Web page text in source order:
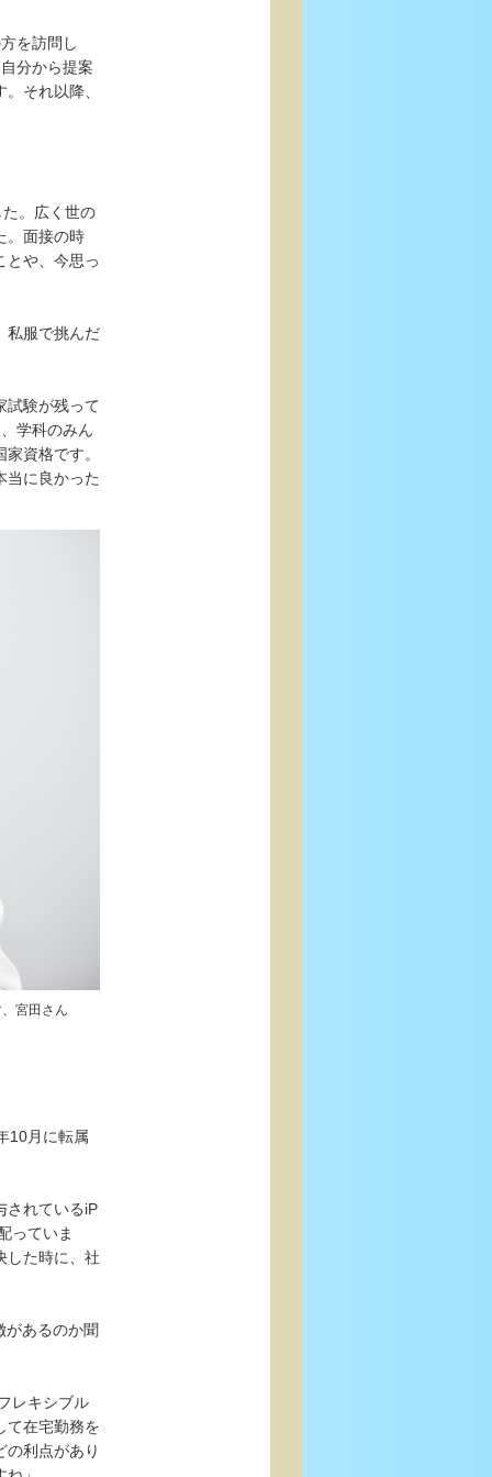
を訪問し
分から提案
それ以降、
。広く世の
。面接の時
とや、今思っ
私服で挑んだ
試験が残って
学科のみん
資格です。
当に良かった
宮田さん
10月に転属
されているiP
っていま
した時に、社
があるのか聞
レキシブル
て在宅勤務を
の利点があり